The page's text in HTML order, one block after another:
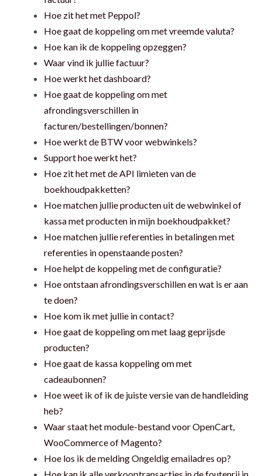
Hoe zit het met Peppol?
Hoe gaat de koppeling om met vreemde valuta?
Hoe kan ik de koppeling opzeggen?
Waar vind ik jullie factuur?
Hoe werkt het dashboard?
Hoe gaat de koppeling om met
afrondingsverschillen in
facturen/bestellingen/bonnen?
Hoe werkt de BTW voor webwinkels?
Support hoe werkt het?
Hoe zit het met de API limieten van de
boekhoudpakketten?
Hoe matchen jullie producten uit de webwinkel of
kassa met producten in mijn boekhoudpakket?
Hoe matchen jullie referenties in betalingen met
referenties in openstaande posten?
Hoe helpt de koppeling met de configuratie?
Hoe ontstaan afrondingsverschillen en wat is er aan
te doen?
Hoe kom ik met jullie in contact?
Hoe gaat de koppeling om met laag geprijsde
producten?
Hoe gaat de kassa koppeling om met
cadeaubonnen?
Hoe weet ik of ik de juiste versie van de handleiding
heb?
Waar staat het module-bestand voor OpenCart,
WooCommerce of Magento?
Hoe los ik de melding Ongeldig emailadres op?
Hoe kan ik alle verkooptransacties in de foutenrij in